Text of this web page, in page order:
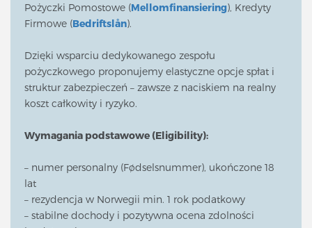
Pożyczki Pomostowe (Mellomfinansiering), Kredyty
Firmowe (Bedriftslån).
Dzięki wsparciu dedykowanego zespołu
pożyczkowego proponujemy elastyczne opcje spłat i
struktur zabezpieczeń – zawsze z naciskiem na realny
koszt całkowity i ryzyko.
Wymagania podstawowe (Eligibility):
– numer personalny (Fødselsnummer), ukończone 18
lat
– rezydencja w Norwegii min. 1 rok podatkowy
– stabilne dochody i pozytywna ocena zdolności